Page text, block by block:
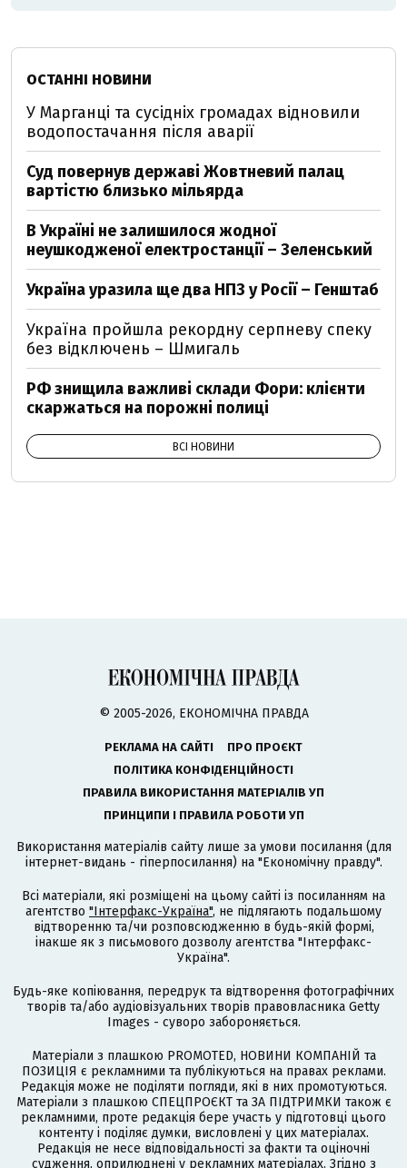
ОСТАННІ НОВИНИ
У Марганці та сусідніх громадах відновили
водопостачання після аварії
Суд повернув державі Жовтневий палац
вартістю близько мільярда
В Україні не залишилося жодної
неушкодженої електростанції – Зеленський
Україна уразила ще два НПЗ у Росії – Генштаб
Україна пройшла рекордну серпневу спеку
без відключень – Шмигаль
РФ знищила важливі склади Фори: клієнти
скаржаться на порожні полиці
ВСІ НОВИНИ
© 2005-2026, ЕКОНОМІЧНА ПРАВДА
РЕКЛАМА НА САЙТІ
ПРО ПРОЄКТ
ПОЛІТИКА КОНФІДЕНЦІЙНОСТІ
ПРАВИЛА ВИКОРИСТАННЯ МАТЕРІАЛІВ УП
ПРИНЦИПИ І ПРАВИЛА РОБОТИ УП
Використання матеріалів сайту лише за умови посилання (для
інтернет-видань - гіперпосилання) на "Економічну правду".
Всі матеріали, які розміщені на цьому сайті із посиланням на
агентство "Інтерфакс-Україна", не підлягають подальшому
відтворенню та/чи розповсюдженню в будь-якій формі,
інакше як з письмового дозволу агентства "Інтерфакс-
Україна".
Будь-яке копіювання, передрук та відтворення фотографічних
творів та/або аудіовізуальних творів правовласника Getty
Images - суворо забороняється.
Матеріали з плашкою PROMOTED, НОВИНИ КОМПАНІЙ та
ПОЗИЦІЯ є рекламними та публікуються на правах реклами.
Редакція може не поділяти погляди, які в них промотуються.
Матеріали з плашкою СПЕЦПРОЄКТ та ЗА ПІДТРИМКИ також є
рекламними, проте редакція бере участь у підготовці цього
контенту і поділяє думки, висловлені у цих матеріалах.
Редакція не несе відповідальності за факти та оціночні
судження, оприлюднені у рекламних матеріалах. Згідно з